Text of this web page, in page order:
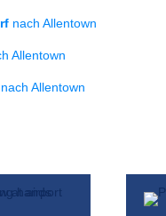
nach Allentown
Allentown
nach Allentown